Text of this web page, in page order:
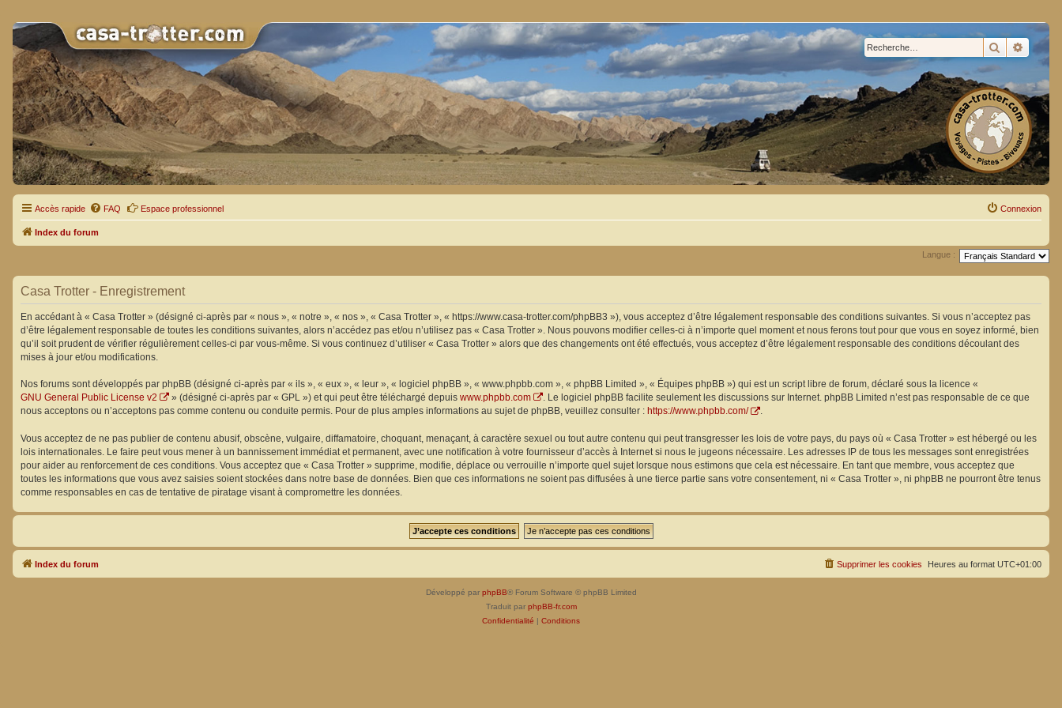
Rechercher
Accès rapide FAQ Espace professionnel Connexion
Index du forum
Langue :
Casa Trotter - Enregistrement
En accédant à « Casa Trotter » (désigné ci-après par « nous », « notre », « nos », « Casa Trotter », « https://www.casa-trotter.com/phpBB3 »), vous acceptez d’être légalement responsable des conditions suivantes. Si vous n’acceptez pas
d’être légalement responsable de toutes les conditions suivantes, alors n’accédez pas et/ou n’utilisez pas « Casa Trotter ». Nous pouvons modifier celles-ci à n’importe quel moment et nous ferons tout pour que vous en soyez informé, bien
qu’il soit prudent de vérifier régulièrement celles-ci par vous-même. Si vous continuez d’utiliser « Casa Trotter » alors que des changements ont été effectués, vous acceptez d’être légalement responsable des conditions découlant des
mises à jour et/ou modifications.
Nos forums sont développés par phpBB (désigné ci-après par « ils », « eux », « leur », « logiciel phpBB », « www.phpbb.com », « phpBB Limited », « Équipes phpBB ») qui est un script libre de forum, déclaré sous la licence «
GNU General Public License v2
» (désigné ci-après par « GPL ») et qui peut être téléchargé depuis www.phpbb.com
. Le logiciel phpBB facilite seulement les discussions sur Internet. phpBB Limited n’est pas responsable de ce que
nous acceptons ou n’acceptons pas comme contenu ou conduite permis. Pour de plus amples informations au sujet de phpBB, veuillez consulter : https://www.phpbb.com/ .
Vous acceptez de ne pas publier de contenu abusif, obscène, vulgaire, diffamatoire, choquant, menaçant, à caractère sexuel ou tout autre contenu qui peut transgresser les lois de votre pays, du pays où « Casa Trotter » est hébergé ou les
lois internationales. Le faire peut vous mener à un bannissement immédiat et permanent, avec une notification à votre fournisseur d’accès à Internet si nous le jugeons nécessaire. Les adresses IP de tous les messages sont enregistrées
pour aider au renforcement de ces conditions. Vous acceptez que « Casa Trotter » supprime, modifie, déplace ou verrouille n’importe quel sujet lorsque nous estimons que cela est nécessaire. En tant que membre, vous acceptez que
toutes les informations que vous avez saisies soient stockées dans notre base de données. Bien que ces informations ne soient pas diffusées à une tierce partie sans votre consentement, ni « Casa Trotter », ni phpBB ne pourront être tenus
comme responsables en cas de tentative de piratage visant à compromettre les données.
Index du forum Heures au format UTC+01:00
Supprimer les cookies
Développé par phpBB® Forum Software © phpBB Limited
Traduit par phpBB-fr.com
Confidentialité | Conditions